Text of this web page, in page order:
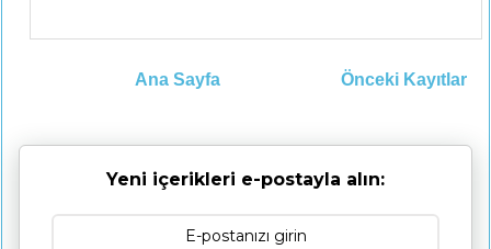
Önceki Kayıtlar
Ana Sayfa
Yeni içerikleri e-postayla alın: